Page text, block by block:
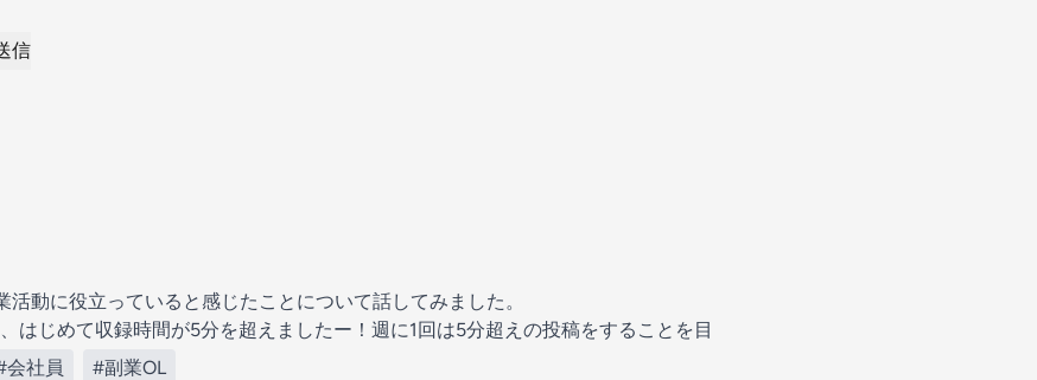
信
動に役立っていると感じたことについて話してみました。
はじめて収録時間が5分を超えましたー！週に1回は5分超えの投稿をすることを目
会社員
#副業OL